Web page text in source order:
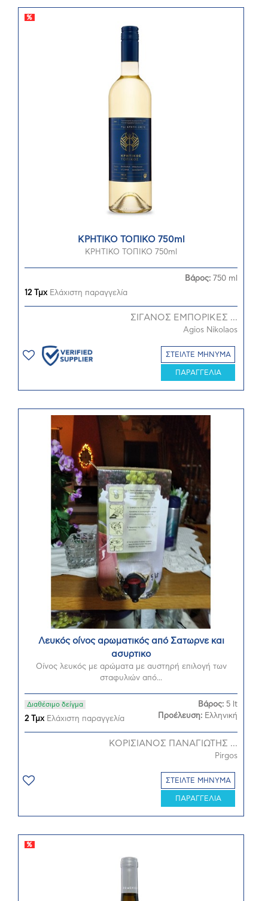
ΚΡΗΤΙΚΟ ΤΟΠΙΚΟ 750ml
ΚΡΗΤΙΚΟ ΤΟΠΙΚΟ 750ml
12 ΤμχΕλάχιστη παραγγελία
Βάρος: 750 ml
ΣΙΓΑΝΟΣ ΕΜΠΟΡΙΚΕΣ ...
Agios Nikolaos
ΣΤΕΙΛΤΕ ΜΗΝΥΜΑ
ΠΑΡΑΓΓΕΛΙΑ
Λευκός οίνος αρωματικός από Σατωρνε και
ασυρτικο
Οίνος λευκός με αρώματα με αυστηρή επιλογή των
σταφυλιών από...
Διαθέσιμο δείγμα
2 ΤμχΕλάχιστη παραγγελία
Βάρος: 5 lt
Προέλευση: Ελληνική
ΚΟΡΙΣΙΑΝΟΣ ΠΑΝΑΓΙΩΤΗΣ ...
Pirgos
ΣΤΕΙΛΤΕ ΜΗΝΥΜΑ
ΠΑΡΑΓΓΕΛΙΑ